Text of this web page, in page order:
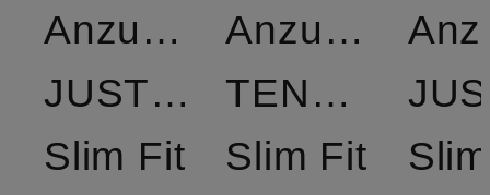
Anzugsakko
JUSTIN
Slim Fit
Anzughose
TENUTA
Slim Fit